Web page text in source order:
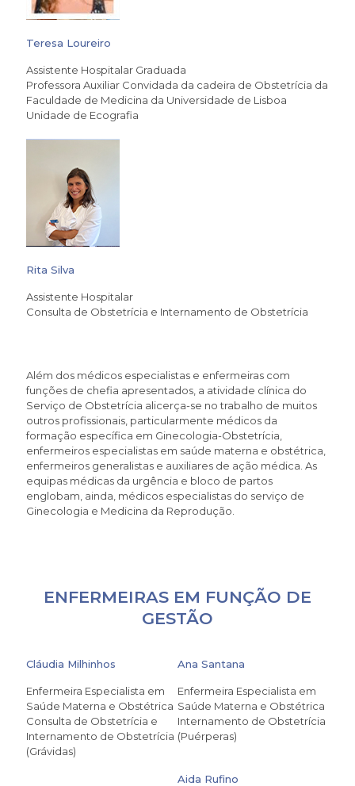
Teresa Loureiro
Assistente Hospitalar Graduada
Professora Auxiliar Convidada da cadeira de Obstetrícia da
Faculdade de Medicina da Universidade de Lisboa
Unidade de Ecografia
Rita Silva
Assistente Hospitalar
Consulta de Obstetrícia e Internamento de Obstetrícia
Além dos médicos especialistas e enfermeiras com
funções de chefia apresentados, a atividade clínica do
Serviço de Obstetrícia alicerça-se no trabalho de muitos
outros profissionais, particularmente médicos da
formação específica em Ginecologia-Obstetrícia,
enfermeiros especialistas em saúde materna e obstétrica,
enfermeiros generalistas e auxiliares de ação médica. As
equipas médicas da urgência e bloco de partos
englobam, ainda, médicos especialistas do serviço de
Ginecologia e Medicina da Reprodução.
ENFERMEIRAS EM FUNÇÃO DE
GESTÃO
Cláudia Milhinhos
Enfermeira Especialista em
Saúde Materna e Obstétrica
Consulta de Obstetrícia e
Internamento de Obstetrícia
(Grávidas)
Ana Santana
Enfermeira Especialista em
Saúde Materna e Obstétrica
Internamento de Obstetrícia
(Puérperas)
Aida Rufino